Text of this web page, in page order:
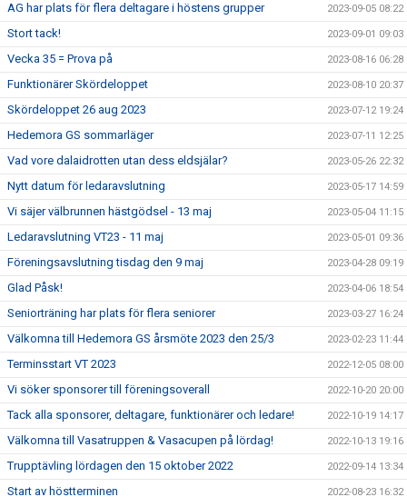
AG har plats för flera deltagare i höstens grupper 2023-09-05 08:22
Stort tack! 2023-09-01 09:03
Vecka 35 = Prova på 2023-08-16 06:28
Funktionärer Skördeloppet 2023-08-10 20:37
Skördeloppet 26 aug 2023 2023-07-12 19:24
Hedemora GS sommarläger 2023-07-11 12:25
Vad vore dalaidrotten utan dess eldsjälar? 2023-05-26 22:32
Nytt datum för ledaravslutning 2023-05-17 14:59
Vi säjer välbrunnen hästgödsel - 13 maj 2023-05-04 11:15
Ledaravslutning VT23 - 11 maj 2023-05-01 09:36
Föreningsavslutning tisdag den 9 maj 2023-04-28 09:19
Glad Påsk! 2023-04-06 18:54
Seniorträning har plats för flera seniorer 2023-03-27 16:24
Välkomna till Hedemora GS årsmöte 2023 den 25/3 2023-02-23 11:44
Terminsstart VT 2023 2022-12-05 08:00
Vi söker sponsorer till föreningsoverall 2022-10-20 20:00
Tack alla sponsorer, deltagare, funktionärer och ledare! 2022-10-19 14:17
Välkomna till Vasatruppen & Vasacupen på lördag! 2022-10-13 19:16
Trupptävling lördagen den 15 oktober 2022 2022-09-14 13:34
Start av höstterminen 2022-08-23 16:32